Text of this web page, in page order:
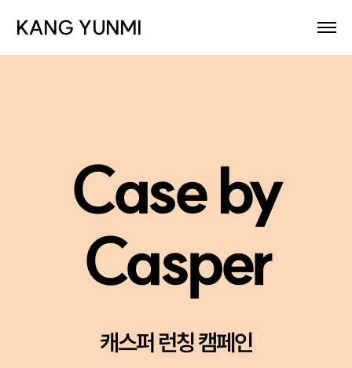
KANG YUNMI
Case by
Casper
캐스퍼 런칭 캠페인